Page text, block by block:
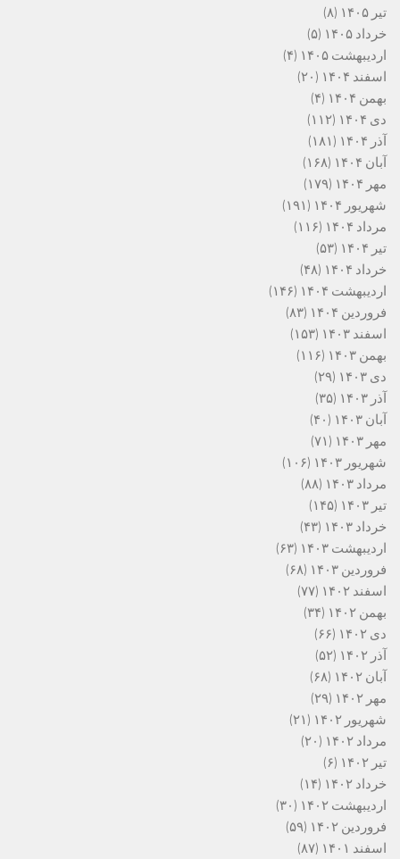
تیر ۱۴۰۵
(۸)
خرداد ۱۴۰۵
(۵)
اردیبهشت ۱۴۰۵
(۴)
اسفند ۱۴۰۴
(۲۰)
بهمن ۱۴۰۴
(۴)
دی ۱۴۰۴
(۱۱۲)
آذر ۱۴۰۴
(۱۸۱)
آبان ۱۴۰۴
(۱۶۸)
مهر ۱۴۰۴
(۱۷۹)
شهریور ۱۴۰۴
(۱۹۱)
مرداد ۱۴۰۴
(۱۱۶)
تیر ۱۴۰۴
(۵۳)
خرداد ۱۴۰۴
(۴۸)
اردیبهشت ۱۴۰۴
(۱۴۶)
فروردین ۱۴۰۴
(۸۳)
اسفند ۱۴۰۳
(۱۵۳)
بهمن ۱۴۰۳
(۱۱۶)
دی ۱۴۰۳
(۲۹)
آذر ۱۴۰۳
(۳۵)
آبان ۱۴۰۳
(۴۰)
مهر ۱۴۰۳
(۷۱)
شهریور ۱۴۰۳
(۱۰۶)
مرداد ۱۴۰۳
(۸۸)
تیر ۱۴۰۳
(۱۴۵)
خرداد ۱۴۰۳
(۴۳)
اردیبهشت ۱۴۰۳
(۶۳)
فروردین ۱۴۰۳
(۶۸)
اسفند ۱۴۰۲
(۷۷)
بهمن ۱۴۰۲
(۳۴)
دی ۱۴۰۲
(۶۶)
آذر ۱۴۰۲
(۵۲)
آبان ۱۴۰۲
(۶۸)
مهر ۱۴۰۲
(۲۹)
شهریور ۱۴۰۲
(۲۱)
مرداد ۱۴۰۲
(۲۰)
تیر ۱۴۰۲
(۶)
خرداد ۱۴۰۲
(۱۴)
اردیبهشت ۱۴۰۲
(۳۰)
فروردین ۱۴۰۲
(۵۹)
اسفند ۱۴۰۱
(۸۷)